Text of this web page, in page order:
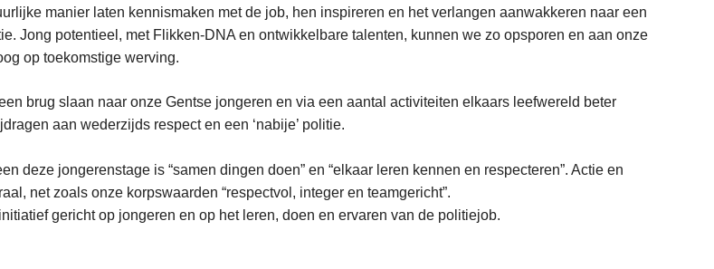
manier laten kennismaken met de job, hen inspireren en het verlangen aanwakkeren naar een
Jong potentieel, met Flikken-DNA en ontwikkelbare talenten, kunnen we zo opsporen en aan onze
op toekomstige werving.
brug slaan naar onze Gentse jongeren en via een aantal activiteiten elkaars leefwereld beter
aan wederzijds respect en een ‘nabije’ politie.
deze jongerenstage is “samen dingen doen” en “elkaar leren kennen en respecteren”. Actie en
net zoals onze korpswaarden “respectvol, integer en teamgericht”.
gericht op jongeren en op het leren, doen en ervaren van de politiejob.